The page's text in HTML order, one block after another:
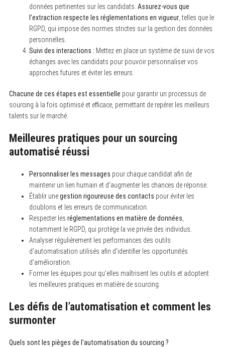
données pertinentes sur les candidats. Assurez-vous que
l’extraction respecte les réglementations en vigueur, telles que le
RGPD, qui impose des normes strictes sur la gestion des données
personnelles.
Suivi des interactions : Mettez en place un système de suivi de vos
échanges avec les candidats pour pouvoir personnaliser vos
approches futures et éviter les erreurs.
Chacune de ces étapes est essentielle pour garantir un processus de
sourcing à la fois optimisé et efficace, permettant de repérer les meilleurs
talents sur le marché.
Meilleures pratiques pour un sourcing
automatisé réussi
Personnaliser les messages pour chaque candidat afin de
maintenir un lien humain et d’augmenter les chances de réponse.
Établir unegestion rigoureuse des contacts pour éviter les
doublons et les erreurs de communication.
Respecter les réglementations en matière de données
notamment le RGPD, qui protège la vie privée des individus.
Analyser régulièrement les performances des outils
d’automatisation utilisés afin d’identifier les opportunités
d’amélioration.
Former les équipes pour qu’elles maîtrisent les outils et adoptent
les meilleures pratiques en matière de sourcing.
Les défis de l’automatisation et comment les
surmonter
Quels sont les pièges de l’automatisation du sourcing ?